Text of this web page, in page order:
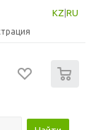
KZ RU